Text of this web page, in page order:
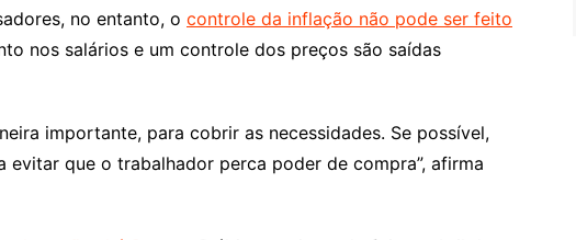
no entanto, o controle da inflação não pode ser feito
nos salários e um controle dos preços são saídas
importante, para cobrir as necessidades. Se possível,
evitar que o trabalhador perca poder de compra”, afirma